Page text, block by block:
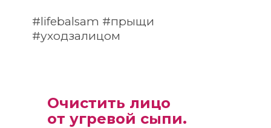
#lifebalsam #прыщи
#уходзалицом
Очистить лицо
от угревой сыпи.